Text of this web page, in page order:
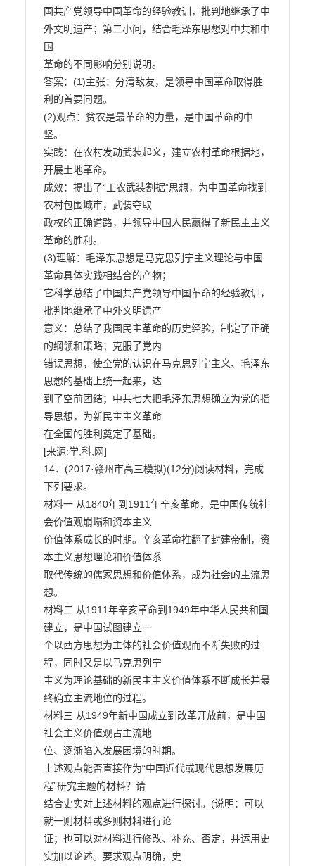
国共产党领导中国革命的经验教训，批判地继承了中
外文明遗产；第二小问，结合毛泽东思想对中共和中
国
革命的不同影响分别说明。
答案：(1)主张：分清敌友，是领导中国革命取得胜
利的首要问题。
(2)观点：贫农是最革命的力量，是中国革命的中
坚。
实践：在农村发动武装起义，建立农村革命根据地，
开展土地革命。
成效：提出了“工农武装割据”思想，为中国革命找到
农村包围城市，武装夺取
政权的正确道路，并领导中国人民赢得了新民主主义
革命的胜利。
(3)理解：毛泽东思想是马克思列宁主义理论与中国
革命具体实践相结合的产物；
它科学总结了中国共产党领导中国革命的经验教训，
批判地继承了中外文明遗产
意义：总结了我国民主革命的历史经验，制定了正确
的纲领和策略；克服了党内
错误思想，使全党的认识在马克思列宁主义、毛泽东
思想的基础上统一起来，达
到了空前团结；中共七大把毛泽东思想确立为党的指
导思想，为新民主主义革命
在全国的胜利奠定了基础。
[来源:学,科,网]
14．(2017·赣州市高三模拟)(12分)阅读材料，完成
下列要求。
材料一 从1840年到1911年辛亥革命，是中国传统社
会价值观崩塌和资本主义
价值体系成长的时期。辛亥革命推翻了封建帝制，资
本主义思想理论和价值体系
取代传统的儒家思想和价值体系，成为社会的主流思
想。
材料二 从1911年辛亥革命到1949年中华人民共和国
建立，是中国试图建立一
个以西方思想为主体的社会价值观而不断失败的过
程，同时又是以马克思列宁
主义为理论基础的新民主主义价值体系不断成长并最
终确立主流地位的过程。
材料三 从1949年新中国成立到改革开放前，是中国
社会主义价值观占主流地
位、逐渐陷入发展困境的时期。
上述观点能否直接作为“中国近代或现代思想发展历
程”研究主题的材料？请
结合史实对上述材料的观点进行探讨。(说明：可以
就一则材料或多则材料进行论
证；也可以对材料进行修改、补充、否定，并运用史
实加以论述。要求观点明确，史